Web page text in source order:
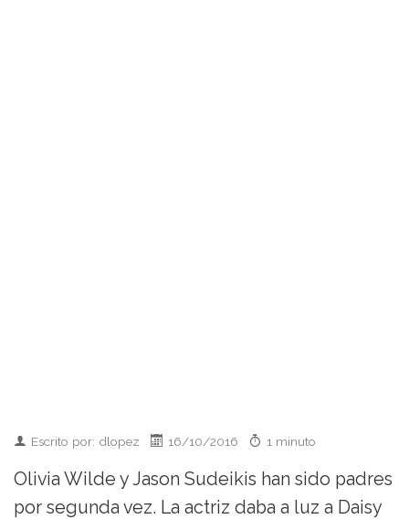
Escrito por: dlopez 16/10/2016 1 minuto
Olivia Wilde y Jason Sudeikis han sido padres
por segunda vez. La actriz daba a luz a Daisy